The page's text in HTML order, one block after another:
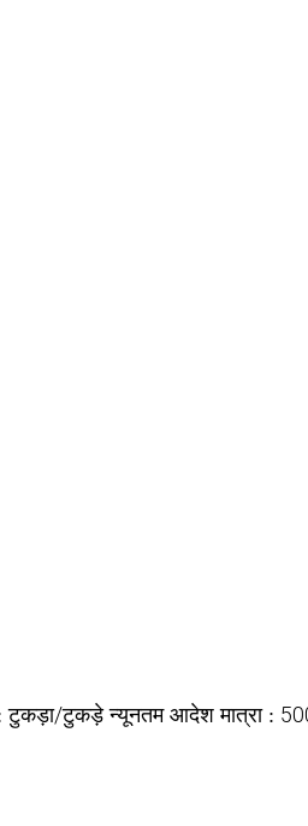
टुकड़ा/टुकड़े न्यूनतम आदेश मात्रा :